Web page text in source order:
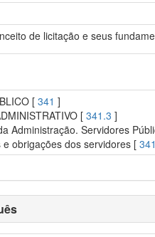
de licitação e seus
[341 ]
[341.3 ]
Administração. Servidores
e obrigações dos servidores [